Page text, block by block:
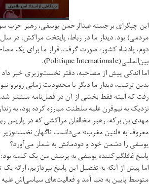
این چپگرای برجسته عبدالرحمن یوسفی، رهبر حزب
دوم، پادشاه کشور، صورت گرفت. قرار ما برای یک
بین‌المللی(Politique Internationale
).
اما اندکی پیش از مصاحبه، دفتر نخست‌وزیری خبر
بدین ترتیب، دیدار ما دیگر با محدودیت زمانی
رفت که البته فقط بخشی از آن در فصل‌نامه منتشر
نزدیک به نیم‌قرن علیه سلطنت مبارزه کرده بود، به
مهدی بن برکه، رهبر مخالفان مراکشی که در پاریس
یوسفی را دشمن خود و دودمانش به شمار می‌آورد؟
پاسخ غافلگیرکننده یوسفی به پرسش من یک کلمه بود:
اما پیش از آنکه به تفصیل این پاسخ بپردازیم،